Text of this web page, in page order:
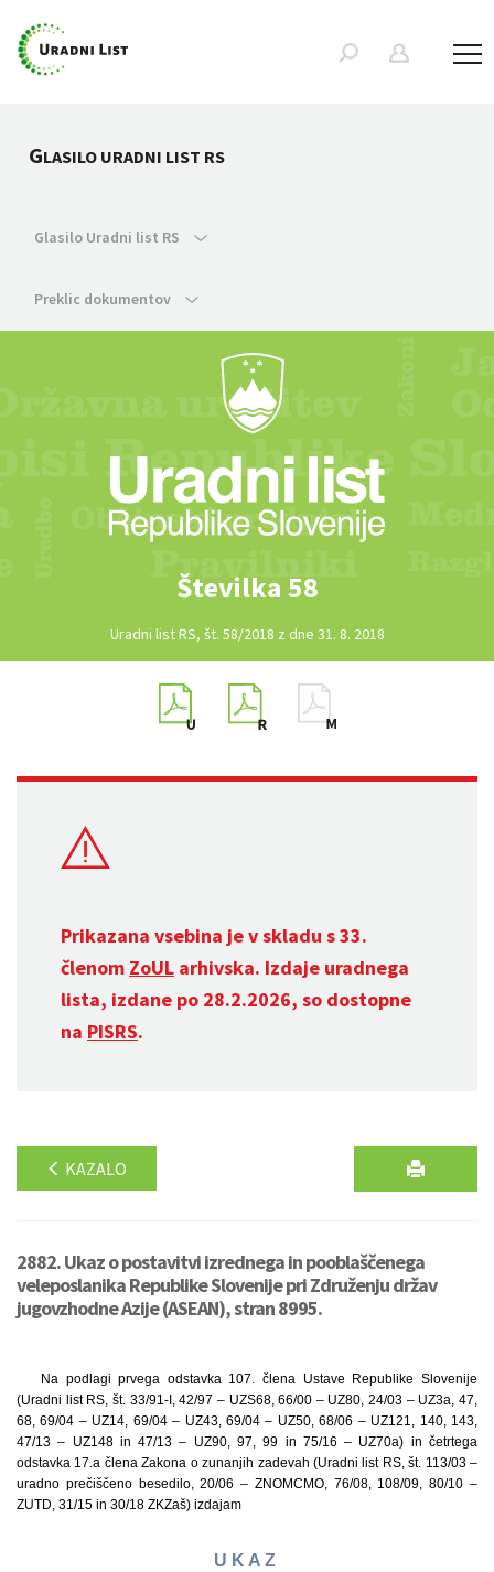
GLASILO URADNI LIST RS
Glasilo Uradni list RS
Preklic dokumentov
Številka 58
Uradni list RS, št. 58/2018 z dne 31. 8. 2018
Prikazana vsebina je v skladu s 33.
členom ZoUL arhivska. Izdaje uradnega
lista, izdane po 28.2.2026, so dostopne
na PISRS.
KAZALO
2882. Ukaz o postavitvi izrednega in pooblaščenega
veleposlanika Republike Slovenije pri Združenju držav
jugovzhodne Azije (ASEAN), stran 8995.
Na podlagi prvega odstavka 107. člena Ustave Republike Slovenije
(Uradni list RS, št. 33/91-I, 42/97 – UZS68, 66/00 – UZ80, 24/03 – UZ3a, 47,
68, 69/04 – UZ14, 69/04 – UZ43, 69/04 – UZ50, 68/06 – UZ121, 140, 143,
47/13 – UZ148 in 47/13 – UZ90, 97, 99 in 75/16 – UZ70a) in četrtega
odstavka 17.a člena Zakona o zunanjih zadevah (Uradni list RS, št. 113/03 –
uradno prečiščeno besedilo, 20/06 – ZNOMCMO, 76/08, 108/09, 80/10 –
ZUTD, 31/15 in 30/18 ZKZaš) izdajam
U K A Z